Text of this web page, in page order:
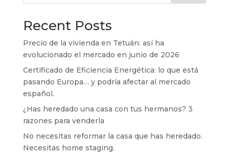
Recent Posts
Precio de la vivienda en Tetuán: así ha
evolucionado el mercado en junio de 2026
Certificado de Eficiencia Energética: lo que está
pasando Europa… y podría afectar al mercado
español.
¿Has heredado una casa con tus hermanos? 3
razones para venderla
No necesitas reformar la casa que has heredado.
Necesitas home staging.